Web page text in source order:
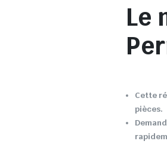
Le
Cette
pièces.